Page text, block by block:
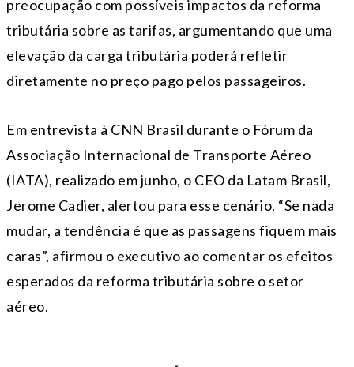
preocupação com possíveis impactos da reforma
tributária sobre as tarifas, argumentando que uma
elevação da carga tributária poderá refletir
diretamente no preço pago pelos passageiros.
Em entrevista à CNN Brasil durante o Fórum da
Associação Internacional de Transporte Aéreo
(IATA), realizado em junho, o CEO da Latam Brasil,
Jerome Cadier, alertou para esse cenário. “Se nada
mudar, a tendência é que as passagens fiquem mais
caras”, afirmou o executivo ao comentar os efeitos
esperados da reforma tributária sobre o setor
aéreo.